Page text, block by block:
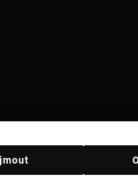
/ Euro